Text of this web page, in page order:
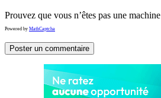
Prouvez que vous n’êtes pas une machine
Powered by MathCaptcha